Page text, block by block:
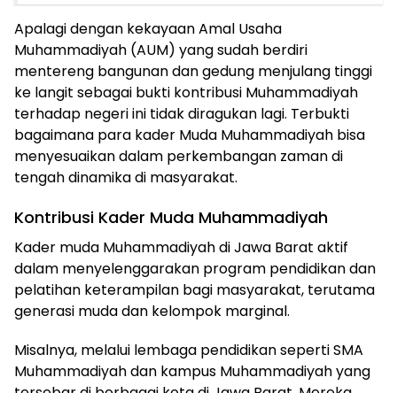
Apalagi dengan kekayaan Amal Usaha
Muhammadiyah (AUM) yang sudah berdiri
mentereng bangunan dan gedung menjulang tinggi
ke langit sebagai bukti kontribusi Muhammadiyah
terhadap negeri ini tidak diragukan lagi. Terbukti
bagaimana para kader Muda Muhammadiyah bisa
menyesuaikan dalam perkembangan zaman di
tengah dinamika di masyarakat.
Kontribusi Kader Muda Muhammadiyah
Kader muda Muhammadiyah di Jawa Barat aktif
dalam menyelenggarakan program pendidikan dan
pelatihan keterampilan bagi masyarakat, terutama
generasi muda dan kelompok marginal.
Misalnya, melalui lembaga pendidikan seperti SMA
Muhammadiyah dan kampus Muhammadiyah yang